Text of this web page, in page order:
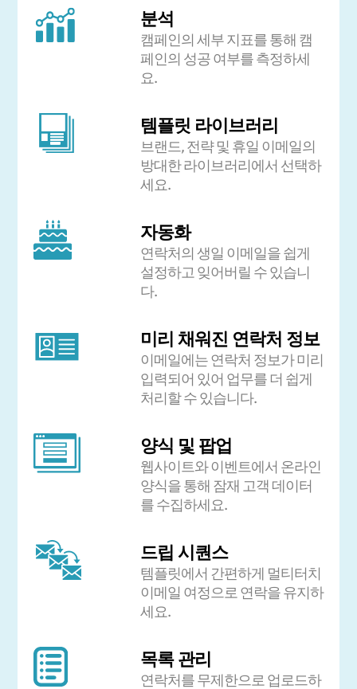
분석
캠페인의 세부 지표를 통해 캠
페인의 성공 여부를 측정하세
요.
템플릿 라이브러리
브랜드, 전략 및 휴일 이메일의
방대한 라이브러리에서 선택하
세요.
자동화
연락처의 생일 이메일을 쉽게
설정하고 잊어버릴 수 있습니
다.
미리 채워진 연락처 정보
이메일에는 연락처 정보가 미리
입력되어 있어 업무를 더 쉽게
처리할 수 있습니다.
양식 및 팝업
웹사이트와 이벤트에서 온라인
양식을 통해 잠재 고객 데이터
를 수집하세요.
드립 시퀀스
템플릿에서 간편하게 멀티터치
이메일 여정으로 연락을 유지하
세요.
목록 관리
연락처를 무제한으로 업로드하